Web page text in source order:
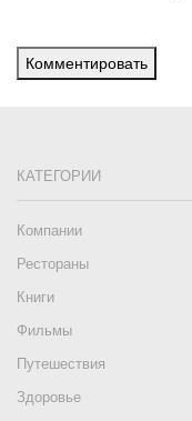
Комментировать
КАТЕГОРИИ
Компании
Рестораны
Книги
Фильмы
Путешествия
Здоровье